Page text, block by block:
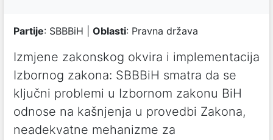
Partije: SBBBiH | Oblasti: Pravna država
Izmjene zakonskog okvira i implementacija
Izbornog zakona: SBBBiH smatra da se
ključni problemi u Izbornom zakonu BiH
odnose na kašnjenja u provedbi Zakona,
neadekvatne mehanizme za